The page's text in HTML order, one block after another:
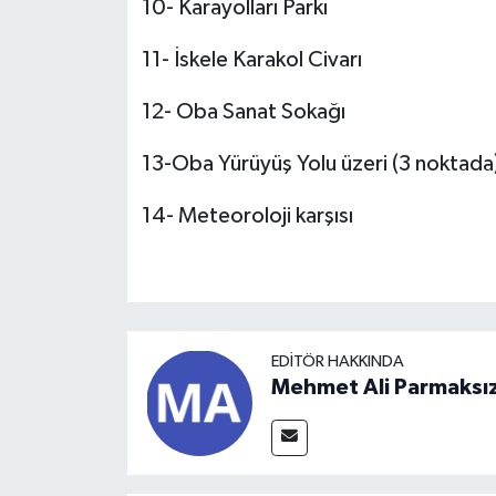
10- Karayolları Parkı
11- İskele Karakol Civarı
12- Oba Sanat Sokağı
13-Oba Yürüyüş Yolu üzeri (3
14- Meteoroloji karşısı
EDITÖR HAKKINDA
Mehmet Ali